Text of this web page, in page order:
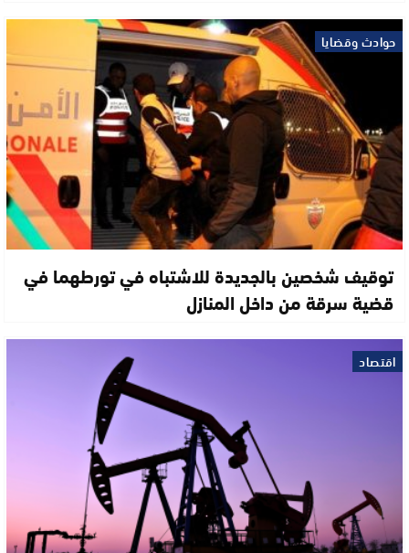
حوادث وقضايا
توقيف شخصين بالجديدة للاشتباه في تورطهما في
قضية سرقة من داخل المنازل
اقتصاد